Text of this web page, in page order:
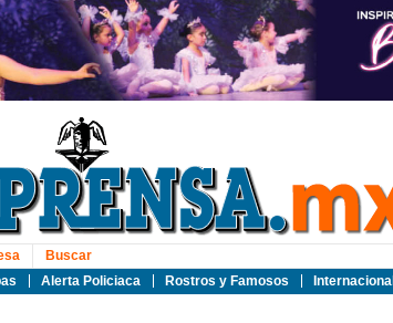
Alerta Policiaca Rostros y Famosos Internacional
Buscar